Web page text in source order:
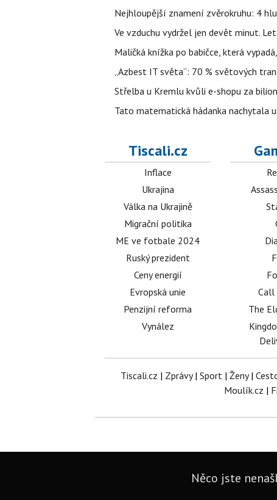
Nejhloupější znamení zvěrokruhu: 4
Ve vzduchu vydržel jen devět minut.
Maličká knížka po babičce, která
„Azbest IT světa“: 70 % světových
Střelba u Kremlu kvůli e-shopu za
Tato matematická hádanka nachytala
Tiscali.cz
Inflace
Ukrajina
Válka na Ukrajině
Migrační politika
ME ve fotbale 2024
Ruský prezident
Ceny energií
Evropská unie
Penzijní reforma
Vynález
The
Tiscali.cz | Zprávy| Sport| Ženy|
Moulík.cz |
Něco jste